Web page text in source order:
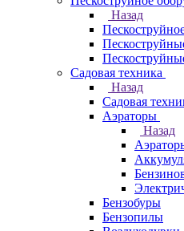
Назад
Садовая техника
Назад
Садовая
Аэраторы
Назад
Бензобуры
Бензопилы